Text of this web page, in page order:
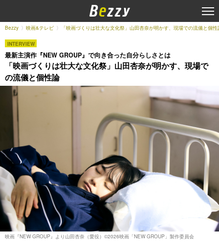
Bezzy 映画&テレビ 「映画づくりは壮大な文化祭」山田杏奈が明かす、現場での流儀と個性
INTERVIEW
最新主演作『NEW GROUP』で向き合った自分らしさとは
「映画づくりは壮大な文化祭」山田杏奈が明かす、現場で
の流儀と個性論
映画『NEW GROUP』より山田杏奈（愛役）©︎2026映画「NEW GROUP」製作委員会